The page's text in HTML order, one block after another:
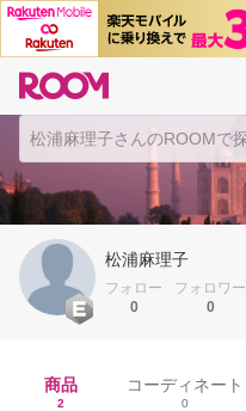
松浦麻理子
フォロー
0
フォロワー
0
商品
2
コーディネート
0